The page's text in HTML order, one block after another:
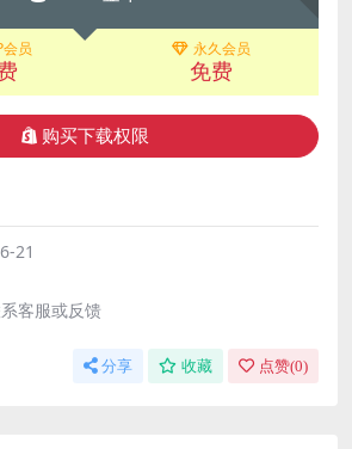
会员 永久会员
免费
购买下载权限
21
客服或反馈
分享 收藏 点赞(0)